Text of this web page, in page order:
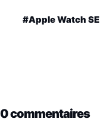
#Apple Watch SE
0 commentaires